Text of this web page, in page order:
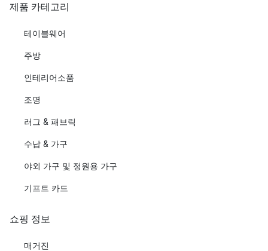
제품 카테고리
테이블웨어
주방
인테리어소품
조명
러그 & 패브릭
수납 & 가구
야외 가구 및 정원용 가구
기프트 카드
쇼핑 정보
매거진